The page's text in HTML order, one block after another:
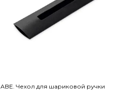
ABE. Чехол для шариковой ручки